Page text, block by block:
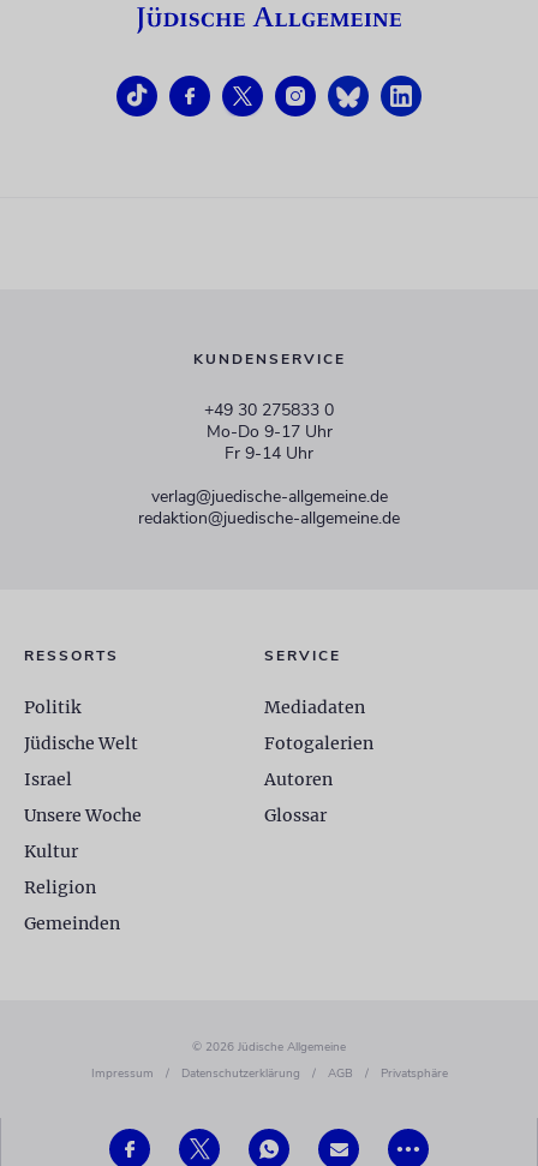
•••
KUNDENSERVICE
+49 30 275833 0
Mo-Do 9-17 Uhr
Fr 9-14 Uhr
verlag@juedische-allgemeine.de
redaktion@juedische-allgemeine.de
RESSORTS
Politik
Jüdische Welt
Israel
Unsere Woche
Kultur
Religion
Gemeinden
SERVICE
Mediadaten
Fotogalerien
Autoren
Glossar
© 2026 Jüdische Allgemeine
Impressum
/ Datenschutzerklärung / AGB / Privatsphäre